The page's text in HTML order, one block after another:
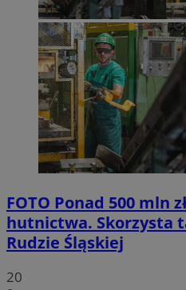
FOTO Ponad 500 mln
hutnictwa. Skorzysta
Rudzie Śląskiej
20